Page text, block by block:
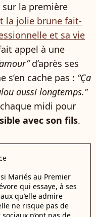
la première
la jolie brune fait-
et sa vie
appel à une
d’après ses
s’en cache pas : “Ça
aussi longtemps.”
midi pour
avec son fils.
Mariés au Premier
qui essaye, à ses
qu’elle admire
ne risque pas de